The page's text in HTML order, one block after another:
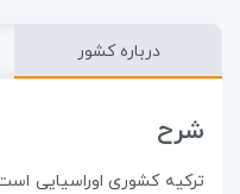
درباره کشور
شرح
ترکیه کشوری اوراسیایی